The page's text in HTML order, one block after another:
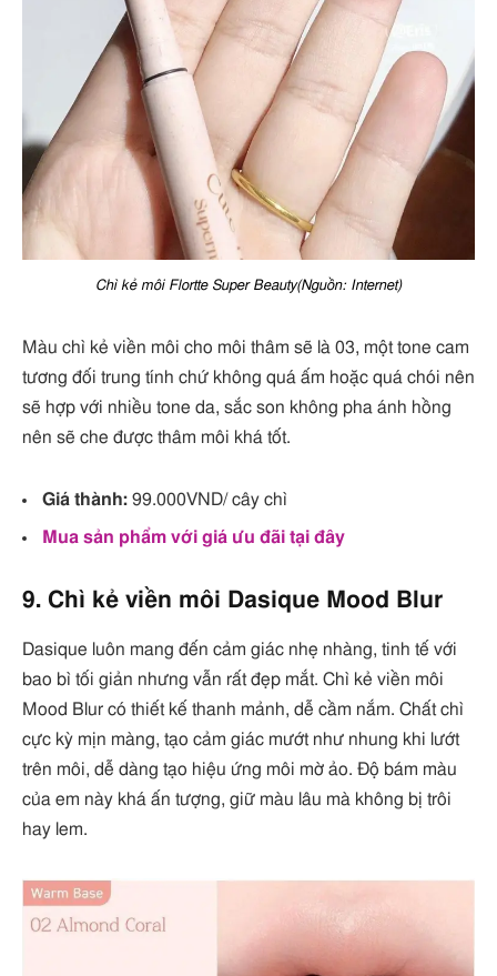
Chì kẻ môi Flortte Super Beauty(Nguồn: Internet)
Màu chì kẻ viền môi cho môi thâm sẽ là 03, một tone cam
tương đối trung tính chứ không quá ấm hoặc quá chói nên
sẽ hợp với nhiều tone da, sắc son không pha ánh hồng
nên sẽ che được thâm môi khá tốt.
Giá thành: 99.000VND/ cây chì
Mua sản phẩm với giá ưu đãi tại đây
9. Chì kẻ viền môi Dasique Mood Blur
Dasique luôn mang đến cảm giác nhẹ nhàng, tinh tế với
bao bì tối giản nhưng vẫn rất đẹp mắt. Chì kẻ viền môi
Mood Blur có thiết kế thanh mảnh, dễ cầm nắm. Chất chì
cực kỳ mịn màng, tạo cảm giác mướt như nhung khi lướt
trên môi, dễ dàng tạo hiệu ứng môi mờ ảo. Độ bám màu
của em này khá ấn tượng, giữ màu lâu mà không bị trôi
hay lem.